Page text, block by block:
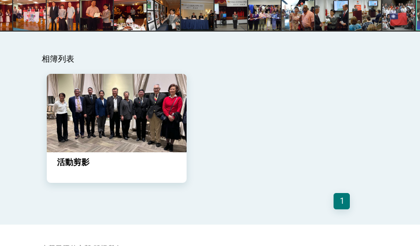
總統以「韌性之島，希望之光」為題發表2026新 年談話
總統發表執政周年談話 盼面對未來挑戰 堅持團結 迎風轉型 穩健前行
賴總統就職演說影片
總統重要談話
外交部重要言論
相簿列表
活動剪影
1